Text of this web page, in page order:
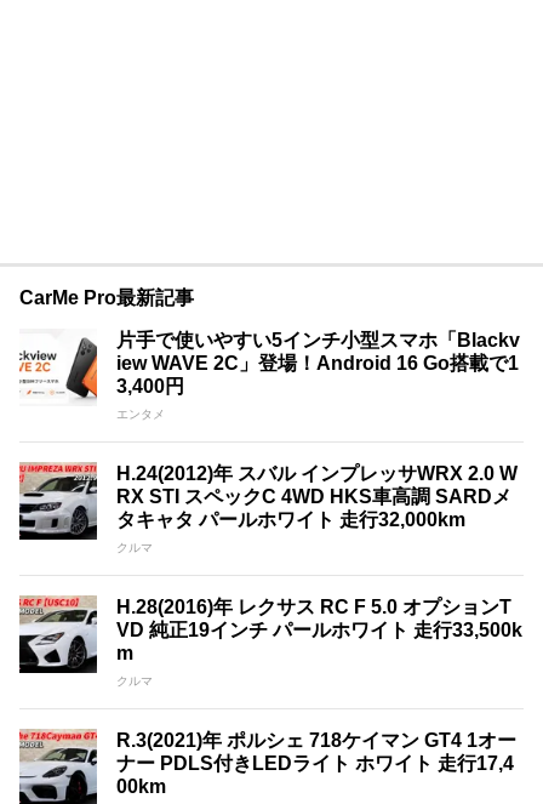
CarMe Pro最新記事
片手で使いやすい5インチ小型スマホ「Blackv
iew WAVE 2C」登場！Android 16 Go搭載で1
3,400円
エンタメ
H.24(2012)年 スバル インプレッサWRX 2.0 W
RX STI スペックC 4WD HKS車高調 SARDメ
タキャタ パールホワイト 走行32,000km
クルマ
H.28(2016)年 レクサス RC F 5.0 オプションT
VD 純正19インチ パールホワイト 走行33,500k
m
クルマ
R.3(2021)年 ポルシェ 718ケイマン GT4 1オー
ナー PDLS付きLEDライト ホワイト 走行17,4
00km